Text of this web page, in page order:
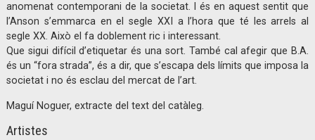
anomenat contemporani de la societat. I és en aquest sentit que
l’Anson s’emmarca en el segle XXI a l’hora que té les arrels al
segle XX. Això el fa doblement ric i interessant.
Que sigui difícil d’etiquetar és una sort. També cal afegir que B.A.
és un “fora strada”, és a dir, que s’escapa dels límits que imposa la
societat i no és esclau del mercat de l’art.
Maguí Noguer, extracte del text del catàleg.
Artistes